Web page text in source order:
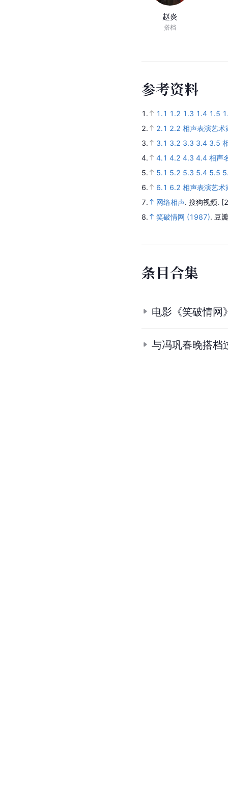
赵炎
搭档
参考资料
1. 1.1 1.2 1.3 1.4 1.5
2.
2.1 2.2 相声表演艺术
3.
3.1 3.2 3.3 3.4 3.5
4.
4.1 4.2 4.3 4.4 相声
5.
5.1 5.2 5.3 5.4 5.5
6.
6.1 6.2 相声表演艺
7.
网络相声. 搜狗视频.
8.
笑破情网 (1987). 豆
条目合集
电影《笑破情网
与冯巩春晚搭档